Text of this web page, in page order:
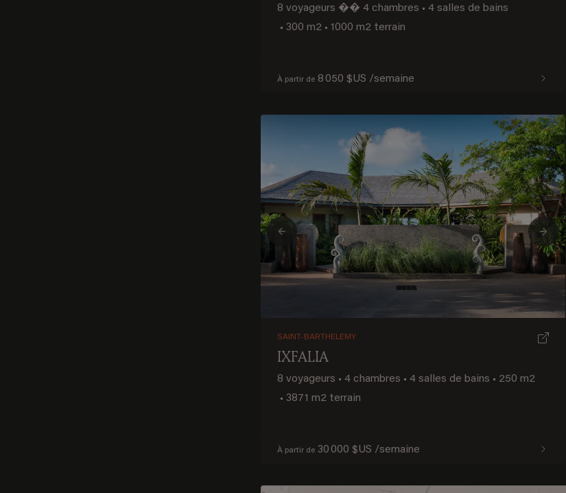
8 voyageurs �� 4 chambres • 4 salles de bains
• 300 m2 • 1000 m2 terrain
À partir de 8 050 $US /semaine
Previous Next
SAINT-BARTHELEMY
IXFALIA
8 voyageurs • 4 chambres • 4 salles de bains • 250 m2
• 3871 m2 terrain
À partir de 30 000 $US /semaine